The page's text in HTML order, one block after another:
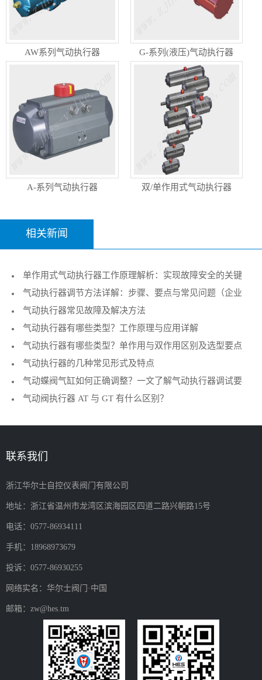
AW系列气动执行器 G-系列(液压)气动执行器
A-系列气动执行器 双/单作用式气动执行器
相关新闻
单作用式气动执行器工作原理解析：实现故障安全的关键
执行机构
气动执行器调节方法详解：步骤、要点与常见问题（企业
技术指南）
气动执行器常见故障及解决方法
气动执行器有哪些类型？工作原理与应用详解
气动执行器有哪些类型？单作用与双作用区别及选型要点
气动执行器的几种常见形式及特点
气动蝶阀气缸如何正确调整？一文了解气动执行器调试要
点 气动阀执行器 AT 与 GT 有什么区别？
联系我们
浙江华尔士自控仪表阀门有限公司
地址：浙江省温州市龙湾区滨海园区四道二路兴朝路15号
电话：0577-86934111
手机：18968973679
投诉：0577-86930255
网络实名：华尔士阀门·中国
邮箱：zw@hes.tm